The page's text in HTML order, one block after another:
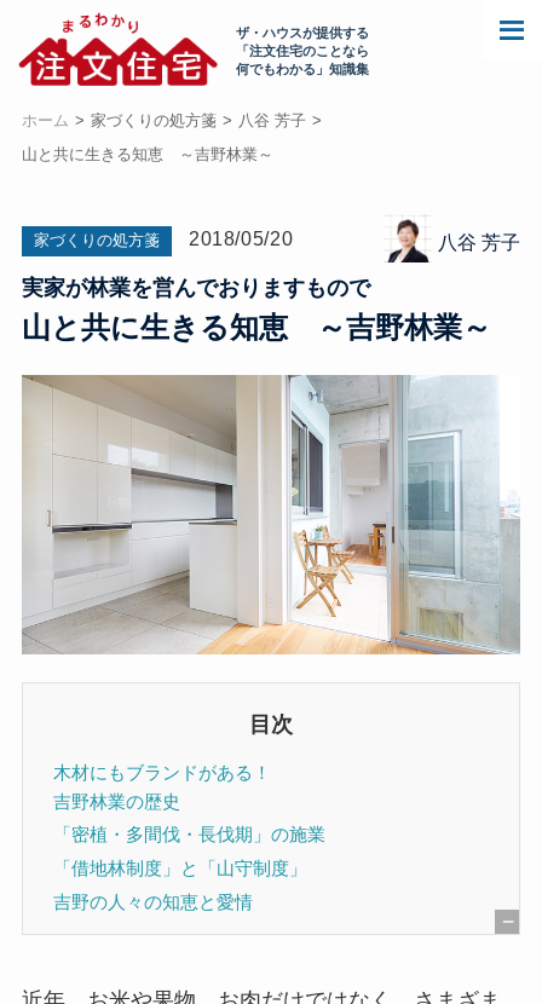
ザ・ハウスが提供する
「注文住宅のことなら
何でもわかる」知識集
ホーム 家づくりの処方箋
八谷 芳子
山と共に生きる知恵 ～吉野林業～
家づくりの処方箋 2018/05/20 八谷 芳子
実家が林業を営んでおりますもので
山と共に生きる知恵 ～吉野林業～
目次
[
木材にもブランドがある！
吉野林業の歴史
「密植・多間伐・長伐期」の施業
「借地林制度」と「山守制度」
吉野の人々の知恵と愛情